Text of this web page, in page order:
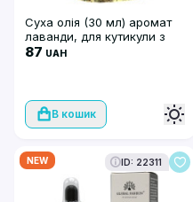
Суха олія (30 мл) аромат
лаванди, для кутикули з
піпеткою, Global Fashion
87 UAH
В кошик
NEW ID: 22311